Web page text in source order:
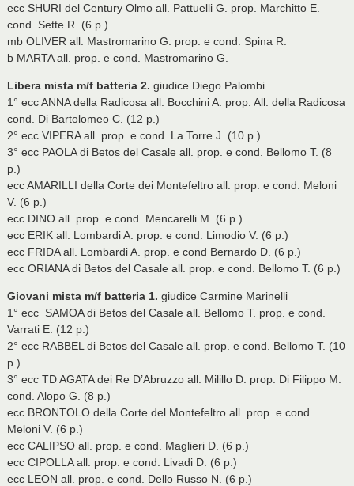
ecc SHURI del Century Olmo all. Pattuelli G. prop. Marchitto E.
cond. Sette R. (6 p.)
mb OLIVER all. Mastromarino G. prop. e cond. Spina R.
b MARTA all. prop. e cond. Mastromarino G.
Libera mista m/f batteria 2. giudice Diego Palombi
1° ecc ANNA della Radicosa all. Bocchini A. prop. All. della Radicosa
cond. Di Bartolomeo C. (12 p.)
2° ecc VIPERA all. prop. e cond. La Torre J. (10 p.)
3° ecc PAOLA di Betos del Casale all. prop. e cond. Bellomo T. (8
p.)
ecc AMARILLI della Corte dei Montefeltro all. prop. e cond. Meloni
V. (6 p.)
ecc DINO all. prop. e cond. Mencarelli M. (6 p.)
ecc ERIK all. Lombardi A. prop. e cond. Limodio V. (6 p.)
ecc FRIDA all. Lombardi A. prop. e cond Bernardo D. (6 p.)
ecc ORIANA di Betos del Casale all. prop. e cond. Bellomo T. (6 p.)
Giovani mista m/f batteria 1. giudice Carmine Marinelli
1° ecc SAMOA di Betos del Casale all. Bellomo T. prop. e cond.
Varrati E. (12 p.)
2° ecc RABBEL di Betos del Casale all. prop. e cond. Bellomo T. (10
p.)
3° ecc TD AGATA dei Re D’Abruzzo all. Milillo D. prop. Di Filippo M.
cond. Alopo G. (8 p.)
ecc BRONTOLO della Corte del Montefeltro all. prop. e cond.
Meloni V. (6 p.)
ecc CALIPSO all. prop. e cond. Maglieri D. (6 p.)
ecc CIPOLLA all. prop. e cond. Livadi D. (6 p.)
ecc LEON all. prop. e cond. Dello Russo N. (6 p.)